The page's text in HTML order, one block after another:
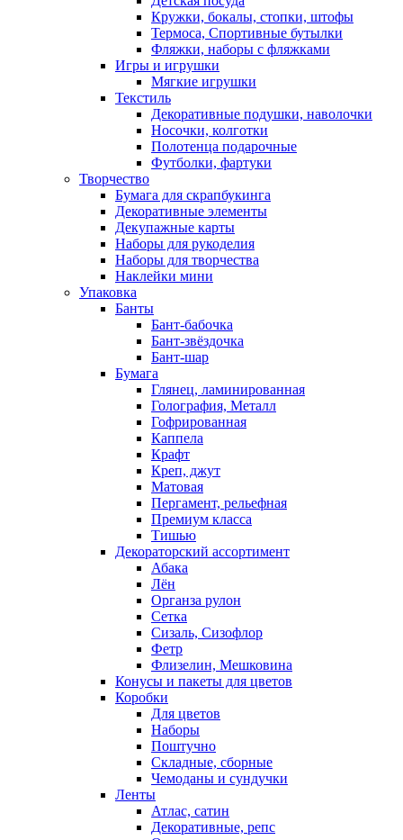
Кружки, бокалы, стопки, штофы
Термоса, Спортивные бутылки
Фляжки, наборы с фляжками
Игры и игрушки
Мягкие игрушки
Текстиль
Декоративные подушки, наволочки
Носочки, колготки
Полотенца подарочные
Футболки, фартуки
Творчество
Бумага для скрапбукинга
Декоративные элементы
Декупажные карты
Наборы для рукоделия
Наборы для творчества
Наклейки мини
Упаковка
Банты
Бант-бабочка
Бант-звёздочка
Бант-шар
Бумага
Глянец, ламинированная
Голография, Металл
Гофрированная
Каппела
Крафт
Креп, джут
Матовая
Пергамент, рельефная
Премиум класса
Тишью
Декораторский ассортимент
Абака
Лён
Органза рулон
Сетка
Сизаль, Сизофлор
Фетр
Флизелин, Мешковина
Конусы и пакеты для цветов
Коробки
Для цветов
Наборы
Поштучно
Складные, сборные
Чемоданы и сундучки
Ленты
Атлас, сатин
Декоративные, репс